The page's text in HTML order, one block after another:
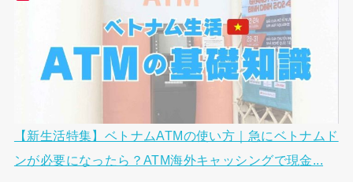
【新生活特集】ベトナムATMの使い方｜急にベトナムド
ンが必要になったら？ATM海外キャッシングで現金...